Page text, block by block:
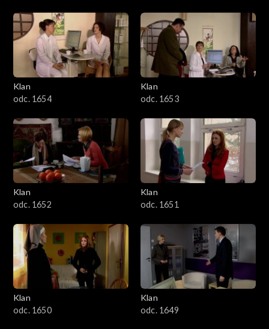
Klan
odc. 1654
Klan
odc. 1653
Klan
odc. 1652
Klan
odc. 1651
Klan
odc. 1650
Klan
odc. 1649